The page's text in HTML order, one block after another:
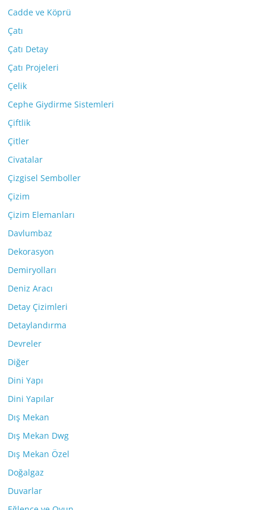
Cadde ve Köprü
Çatı
Çatı Detay
Çatı Projeleri
Çelik
Cephe Giydirme Sistemleri
Çiftlik
Çitler
Civatalar
Çizgisel Semboller
Çizim
Çizim Elemanları
Davlumbaz
Dekorasyon
Demiryolları
Deniz Aracı
Detay Çizimleri
Detaylandırma
Devreler
Diğer
Dini Yapı
Dini Yapılar
Dış Mekan
Dış Mekan Dwg
Dış Mekan Özel
Doğalgaz
Duvarlar